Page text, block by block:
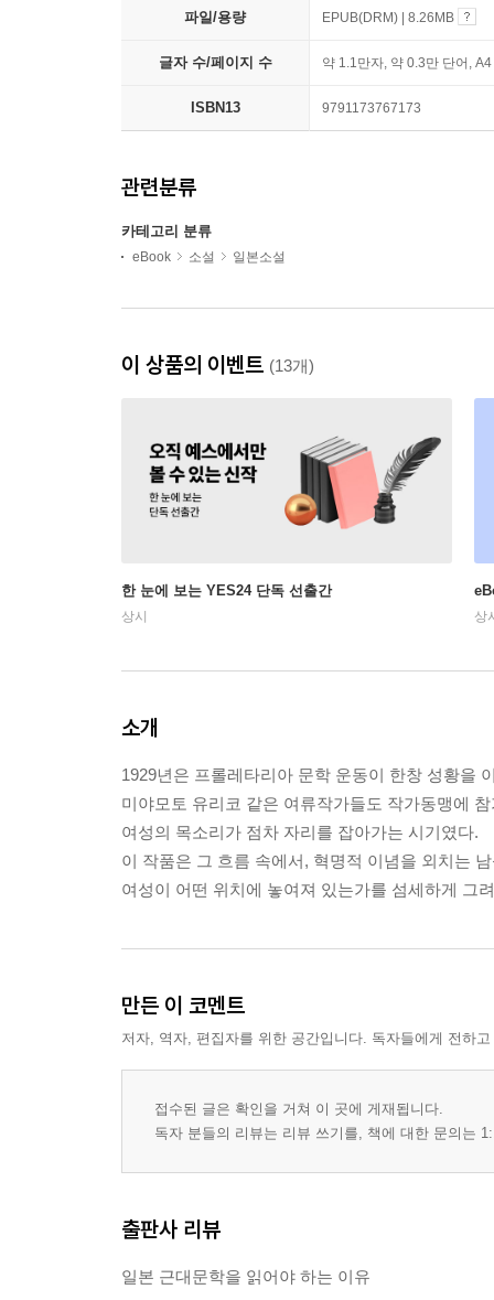
파일/용량 EPUB(DRM) | 8.26MB
글자 수/페이지 수 약 1.1만자, 약 0.3만 단어,
ISBN13 9791173767173
관련분류
카테고리 분류
eBook 소설 일본소설
이 상품의 이벤트 (13개)
한 눈에 보는 YES24 단독 선출간
상시 상
소개
1929년은 프롤레타리아 문학 운동이 한창 성황을
미야모토 유리코 같은 여류작가들도 작가동맹에
여성의 목소리가 점차 자리를 잡아가는 시기였다.
이 작품은 그 흐름 속에서, 혁명적 이념을 외치는
여성이 어떤 위치에 놓여져 있는가를 섬세하게 그
만든 이 코멘트
저자, 역자, 편집자를 위한 공간입니다. 독자들에게 전하
접수된 글은 확인을 거쳐 이 곳에 게재됩니다.
독자 분들의 리뷰는 리뷰 쓰기를, 책에 대한 문의는
출판사 리뷰
일본 근대문학을 읽어야 하는 이유